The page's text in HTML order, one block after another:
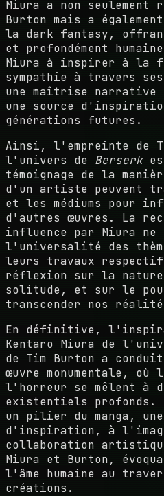
Miura a non seulement
Burton mais a
la dark fantasy, offrant
et profondément
Miura à inspirer à la
sympathie à travers
une maîtrise narrative
une source
générations futures.
Ainsi, l'empreinte de
l'univers de Berserk
témoignage de la
d'un artiste peuvent
et les médiums pour
d'autres œuvres. La
influence par Miura
l'universalité des
leurs travaux
réflexion sur la
solitude, et sur le
transcender nos
En définitive,
Kentaro Miura de
de Tim Burton a
œuvre monumentale, où
l'horreur se mêlent à
existentiels profonds.
un pilier du manga,
d'inspiration, à
collaboration
Miura et Burton,
l'âme humaine au
créations.